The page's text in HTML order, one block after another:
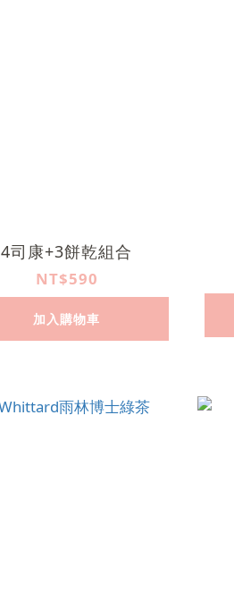
4司康+3餅乾組合
NT$590
加入購物車